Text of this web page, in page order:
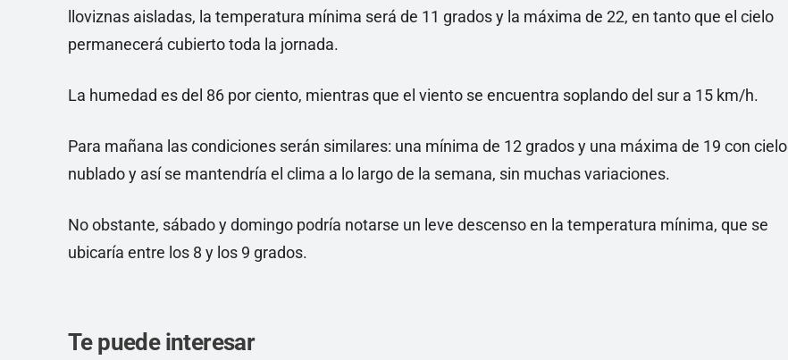
lloviznas aisladas, la temperatura mínima será de 11 grados y la máxima de 22, en tanto que el cielo
permanecerá cubierto toda la jornada.
La humedad es del 86 por ciento, mientras que el viento se encuentra soplando del sur a 15 km/h.
Para mañana las condiciones serán similares: una mínima de 12 grados y una máxima de 19 con cielo
nublado y así se mantendría el clima a lo largo de la semana, sin muchas variaciones.
No obstante, sábado y domingo podría notarse un leve descenso en la temperatura mínima, que se
ubicaría entre los 8 y los 9 grados.
Te puede interesar